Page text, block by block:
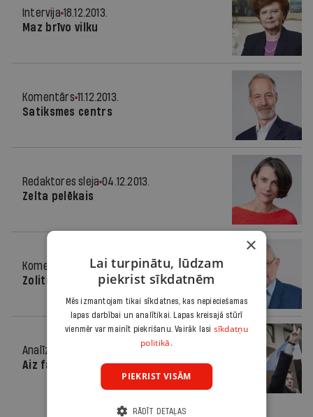
Intervija 18.12.2013.
Maz brīvo vilku
Komentārs 11.12.2013.
Satiksmes centrs
Redaktores sleja 04.12.2013.
Zelta pelēkais
Komentārs
04.12.2013.
Zolitūdes valdība
Analīze
Aiz fasādes
×
Lai turpinātu, lūdzam
piekrist sīkdatnēm
Mēs izmantojam tikai sīkdatnes, kas nepieciešamas
lapas darbībai un analītikai. Lapas kreisajā stūrī
vienmēr var mainīt piekrišanu. Vairāk lasi sīkdatņu
politikā.
PIEKRIST VISĀM
RĀDĪT DETAĻAS